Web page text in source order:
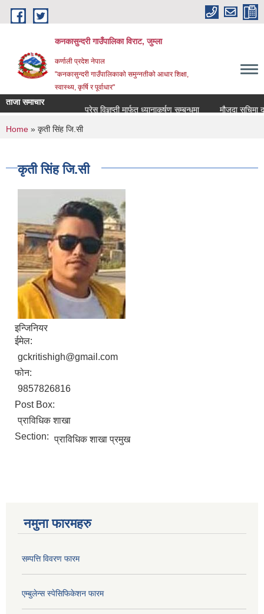
Skip to main content
कनकासुन्दरी गाउँपालिका विराट, जुम्ला
कर्णाली प्रदेश नेपाल
"कनकासुन्दरी गाउँपालिकाको समुन्नतीको आधार शिक्षा,
स्वास्थ्य, कृर्षि र पूर्वाधार"
ताजा समाचार
प्रेस विज्ञप्ती मार्फत ध्यानाकर्षण सम्बन्धमा
मौजुदा सुचिमा
You are here
Home » कृती सिंह जि.सी
कृती सिंह जि.सी
इन्जिनियर
ईमेल:
gckritishigh@gmail.com
फोन:
9857826816
Post Box:
प्राविधिक शाखा
Section: प्राविधिक शाखा प्रमुख
नमुना फारमहरु
सम्पत्ति विवरण फारम
एम्बुलेन्स स्पेसिफिकेशन फारम